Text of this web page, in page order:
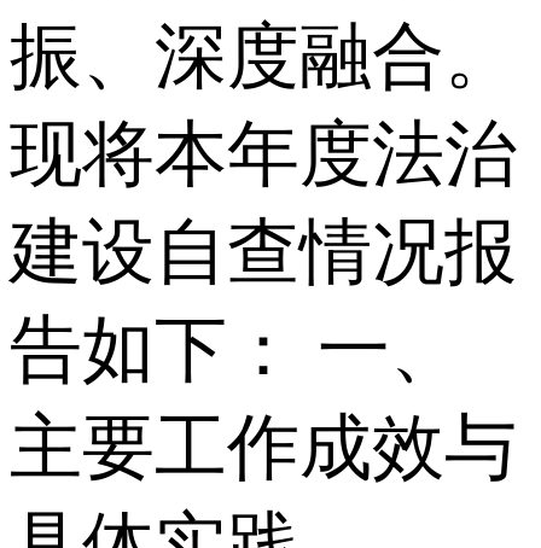
振、深度融合。
现将本年度法治
建设自查情况报
告如下： 一、
主要工作成效与